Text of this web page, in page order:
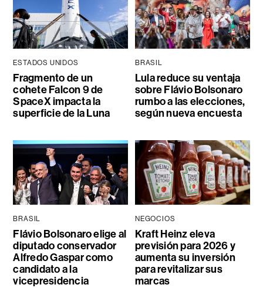
ESTADOS UNIDOS
Fragmento de un
cohete Falcon 9 de
SpaceX impacta la
superficie de la Luna
BRASIL
Lula reduce su ventaja
sobre Flávio Bolsonaro
rumbo a las elecciones,
según nueva encuesta
BRASIL
Flávio Bolsonaro elige al
diputado conservador
Alfredo Gaspar como
candidato a la
vicepresidencia
NEGOCIOS
Kraft Heinz eleva
previsión para 2026 y
aumenta su inversión
para revitalizar sus
marcas